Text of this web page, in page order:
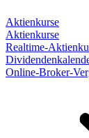
Aktienkurse
Aktienkurse
Realtime-
Online-Broker-